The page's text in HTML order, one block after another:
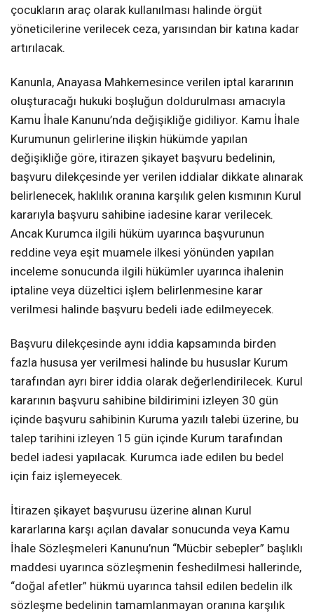
çocukların araç olarak kullanılması halinde örgüt
yöneticilerine verilecek ceza, yarısından bir katına kadar
artırılacak.
Kanunla, Anayasa Mahkemesince verilen iptal kararının
oluşturacağı hukuki boşluğun doldurulması amacıyla
Kamu İhale Kanunu’nda değişikliğe gidiliyor. Kamu İhale
Kurumunun gelirlerine ilişkin hükümde yapılan
değişikliğe göre, itirazen şikayet başvuru bedelinin,
başvuru dilekçesinde yer verilen iddialar dikkate alınarak
belirlenecek, haklılık oranına karşılık gelen kısmının Kurul
kararıyla başvuru sahibine iadesine karar verilecek.
Ancak Kurumca ilgili hüküm uyarınca başvurunun
reddine veya eşit muamele ilkesi yönünden yapılan
inceleme sonucunda ilgili hükümler uyarınca ihalenin
iptaline veya düzeltici işlem belirlenmesine karar
verilmesi halinde başvuru bedeli iade edilmeyecek.
Başvuru dilekçesinde aynı iddia kapsamında birden
fazla hususa yer verilmesi halinde bu hususlar Kurum
tarafından ayrı birer iddia olarak değerlendirilecek. Kurul
kararının başvuru sahibine bildirimini izleyen 30 gün
içinde başvuru sahibinin Kuruma yazılı talebi üzerine, bu
talep tarihini izleyen 15 gün içinde Kurum tarafından
bedel iadesi yapılacak. Kurumca iade edilen bu bedel
için faiz işlemeyecek.
İtirazen şikayet başvurusu üzerine alınan Kurul
kararlarına karşı açılan davalar sonucunda veya Kamu
İhale Sözleşmeleri Kanunu’nun “Mücbir sebepler” başlıklı
maddesi uyarınca sözleşmenin feshedilmesi hallerinde,
“doğal afetler” hükmü uyarınca tahsil edilen bedelin ilk
sözleşme bedelinin tamamlanmayan oranına karşılık